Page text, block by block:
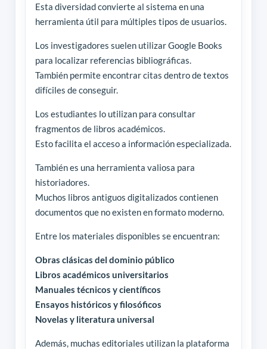
Esta diversidad convierte al sistema en una
herramienta útil para múltiples tipos de usuarios.
Los investigadores suelen utilizar Google Books
para localizar referencias bibliográficas.
También permite encontrar citas dentro de textos
difíciles de conseguir.
Los estudiantes lo utilizan para consultar
fragmentos de libros académicos.
Esto facilita el acceso a información especializada.
También es una herramienta valiosa para
historiadores.
Muchos libros antiguos digitalizados contienen
documentos que no existen en formato moderno.
Entre los materiales disponibles se encuentran:
Obras clásicas del dominio público
Libros académicos universitarios
Manuales técnicos y científicos
Ensayos históricos y filosóficos
Novelas y literatura universal
Además, muchas editoriales utilizan la plataforma